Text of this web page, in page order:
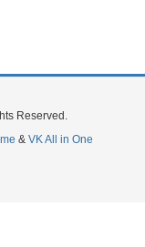
Reserved.
& VK All in One